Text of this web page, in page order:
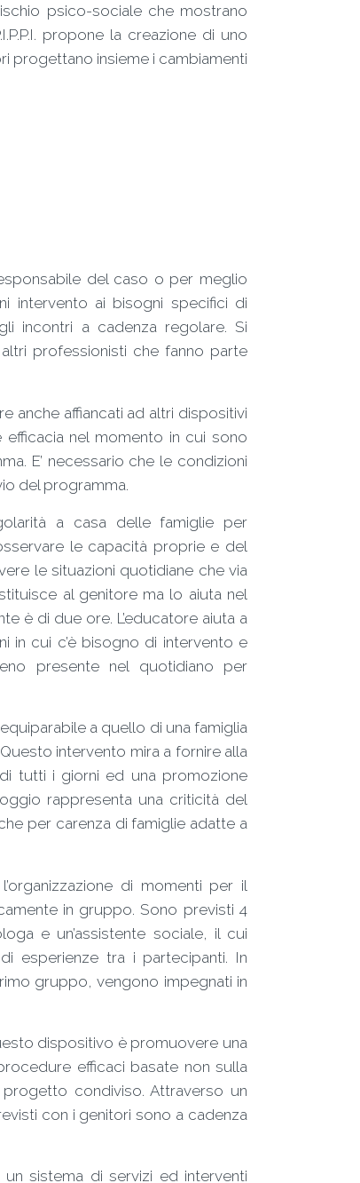
psico-sociale che mostrano
propone la creazione di uno
progettano insieme i cambiamenti
del caso o per meglio
intervento ai bisogni specifici di
incontri a cadenza regolare. Si
professionisti che fanno parte
anche affiancati ad altri dispositivi
nel momento in cui sono
E’ necessario che le condizioni
del programma.
a casa delle famiglie per
le capacità proprie e del
le situazioni quotidiane che via
al genitore ma lo aiuta nel
è di due ore. L’educatore aiuta a
in cui c’è bisogno di intervento e
presente nel quotidiano per
a quello di una famiglia
intervento mira a fornire alla
tutti i giorni ed una promozione
rappresenta una criticità del
per carenza di famiglie adatte a
di momenti per il
in gruppo. Sono previsti 4
e un’assistente sociale, il cui
esperienze tra i partecipanti. In
gruppo, vengono impegnati in
dispositivo è promuovere una
efficaci basate non sulla
condiviso. Attraverso un
con i genitori sono a cadenza
un sistema di servizi ed interventi